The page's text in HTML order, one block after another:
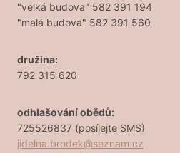
"velká budova" 582 391 194
"malá budova" 582 391 560
družina:
792 315 620
odhlašování obědů:
725526837 (posílejte SMS)
jidelna.brodek@seznam.cz